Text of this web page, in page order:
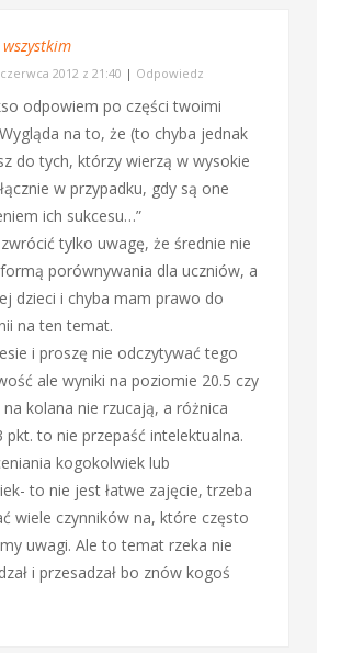
2012 z 21:40 | Odpowiedz
odpowiem po części twoimi
na to, że (to chyba jednak
do tych, którzy wierzą w wysokie
w przypadku, gdy są one
ich sukcesu…”
tylko uwagę, że średnie nie
porównywania dla uczniów, a
dzieci i chyba mam prawo do
na ten temat.
i proszę nie odczytywać tego
ale wyniki na poziomie 20.5 czy
na kolana nie rzucają, a różnica
pkt. to nie przepaść intelektualna.
kogokolwiek lub
to nie jest łatwe zajęcie, trzeba
wiele czynników na, które często
uwagi. Ale to temat rzeka nie
i przesadzał bo znów kogoś